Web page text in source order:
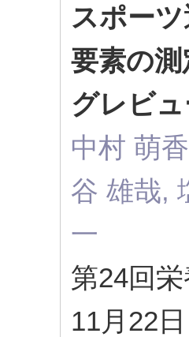
スポー
要素の
グレビ
中村 萌
谷 雄哉,
一
第24回
11月22